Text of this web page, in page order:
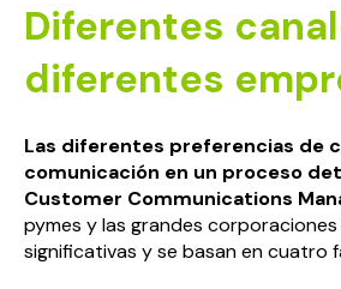
Diferentes
diferentes
Las diferentes preferencias de
comunicación en un proceso
Customer Communications
pymes y las grandes
significativas y se basan en cuatro